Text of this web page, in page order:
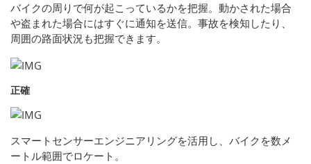
バイクの周りで何が起こっているかを把握。動かされた場合
や盗まれた場合にはすぐに通知を送信。事故を検知したり、
周囲の路面状況も把握できます。
正確
スマートセンサーエンジニアリングを活用し、バイクを数メ
ートル範囲でロケート。